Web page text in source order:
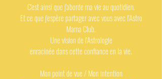
C'est ainsi que j'aborde ma vie au quotidien.
Et ce que j'espère partager avec vous avec l'Astro
Mama Club.
Une vision de l'Astrologie
enracinée dans cette confiance en la vie.
Mon point de vue / Mon intention